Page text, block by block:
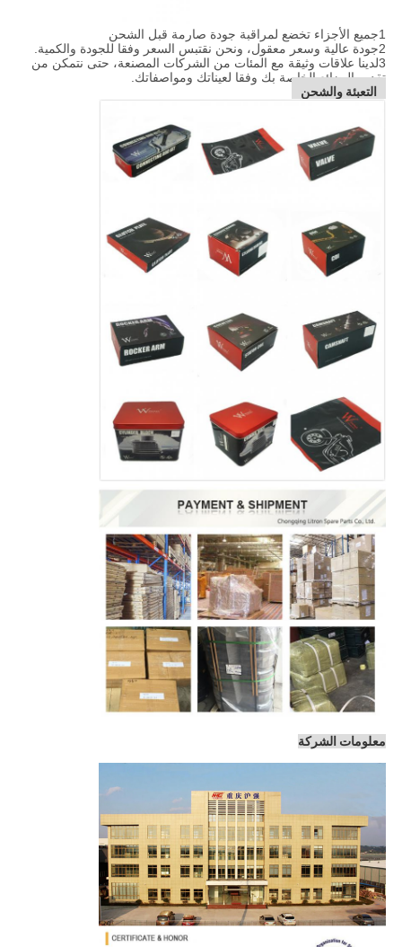
1جميع الأجزاء تخضع لمراقبة جودة صارمة قبل الشحن
2جودة عالية وسعر معقول، ونحن نقتبس السعر وفقا للجودة والكمية.
3لدينا علاقات وثيقة مع المئات من الشركات المصنعة، حتى نتمكن من
تقديم البضائع الخاصة بك وفقا لعيناتك ومواصفاتك.
التعبئة والشحن
معلومات الشركة